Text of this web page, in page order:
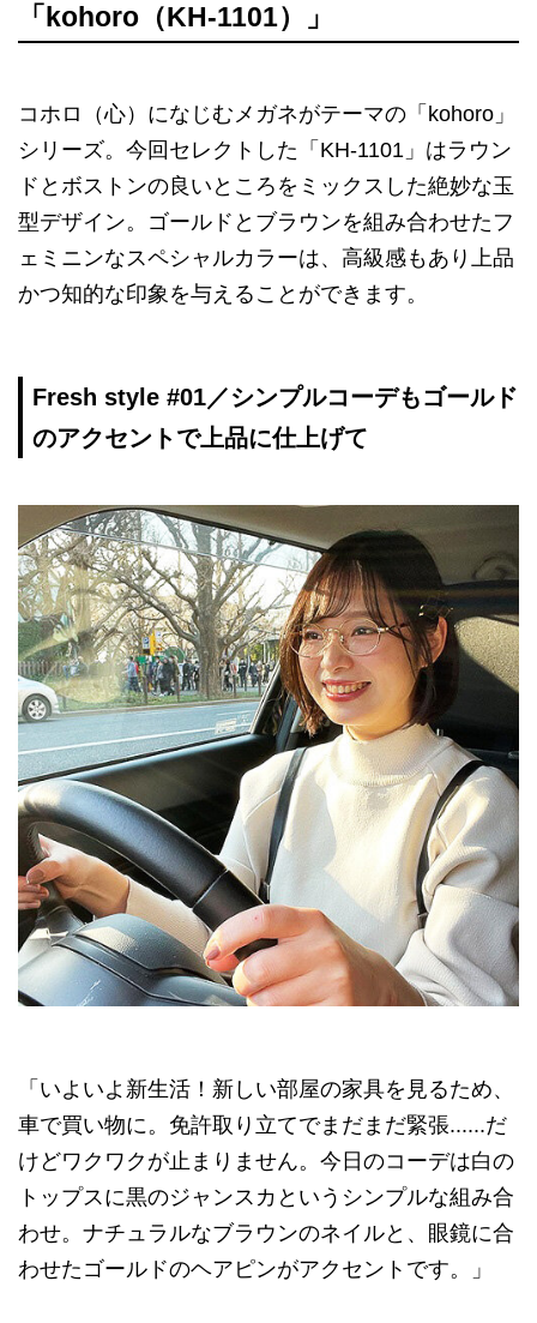
「kohoro（KH-1101）」
コホロ（心）になじむメガネがテーマの「kohoro」
シリーズ。今回セレクトした「KH-1101」はラウン
ドとボストンの良いところをミックスした絶妙な玉
型デザイン。ゴールドとブラウンを組み合わせたフ
ェミニンなスペシャルカラーは、高級感もあり上品
かつ知的な印象を与えることができます。
Fresh style #01／シンプルコーデもゴールド
のアクセントで上品に仕上げて
「いよいよ新生活！新しい部屋の家具を見るため、
車で買い物に。免許取り立てでまだまだ緊張......だ
けどワクワクが止まりません。今日のコーデは白の
トップスに黒のジャンスカというシンプルな組み合
わせ。ナチュラルなブラウンのネイルと、眼鏡に合
わせたゴールドのヘアピンがアクセントです。」